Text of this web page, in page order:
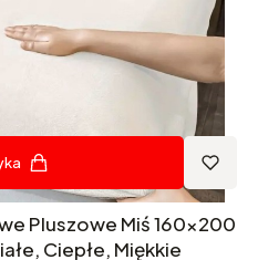
Pluszowe Miś 160x200
Ciepłe, Miękkie